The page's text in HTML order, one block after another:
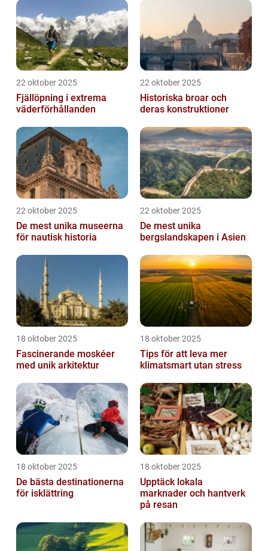
22 oktober 2025
Fjällöpning i extrema
väderförhållanden
22 oktober 2025
Historiska broar och
deras konstruktioner
22 oktober 2025
De mest unika museerna
för nautisk historia
22 oktober 2025
De mest unika
bergslandskapen i Asien
18 oktober 2025
Fascinerande moskéer
med unik arkitektur
18 oktober 2025
Tips för att leva mer
klimatsmart utan stress
18 oktober 2025
De bästa destinationerna
för isklättring
18 oktober 2025
Upptäck lokala
marknader och hantverk
på resan